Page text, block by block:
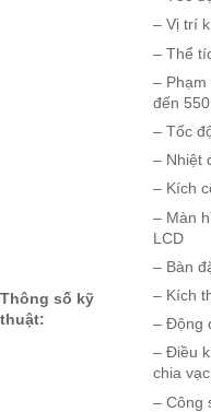
Thông số kỹ
thuật:
– Vị trí
– Thể
–
đến
– Tốc
– Nhiệt
– Kích
– Màn
LCD
– Bàn
– Kích
– Động
– Điều
chia
– Công